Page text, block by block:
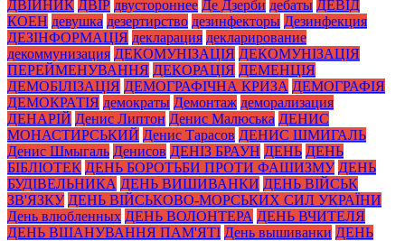
ДВІЙНИК ДВІР двустороннее Де Дзерби дебаты ДЕВІД
КОЕН девушка дезертирство дезинфекторы Дезинфекция
ДЕЗІНФОРМАЦІЯ декларация декларирование
декоммунизация ДЕКОМУНІЗАЦІЯ ДЕКОМУНІЗАЦІЯ
ПЕРЕЙМЕНУВАННЯ ДЕКОРАЦІЯ ДЕМЕНЦІЯ
ДЕМОБІЛІЗАЦІЯ ДЕМОГРАФІЧНА КРИЗА ДЕМОГРАФІЯ
ДЕМОКРАТІЯ демократы Демонтаж деморализация
ДЕНАРІЙ Денис Липтон Денис Малюська ДЕНИС
МОНАСТИРСЬКИЙ Денис Тарасов ДЕНИС ШМИГАЛЬ
Денис Шмыгаль Денисов ДЕНІЗ БРАУН ДЕНЬ ДЕНЬ
БІБЛІОТЕК ДЕНЬ БОРОТЬБИ ПРОТИ ФАШИЗМУ ДЕНЬ
БУДІВЕЛЬНИКА ДЕНЬ ВИШИВАНКИ ДЕНЬ ВІЙСЬК
ЗВ'ЯЗКУ ДЕНЬ ВІЙСЬКОВО-МОРСЬКИХ СИЛ УКРАЇНИ
День влюбленных ДЕНЬ ВОЛОНТЕРА ДЕНЬ ВЧИТЕЛЯ
ДЕНЬ ВШАНУВАННЯ ПАМ'ЯТІ День вышиванки ДЕНЬ